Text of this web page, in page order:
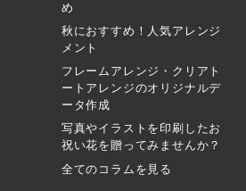
め
秋におすすめ！人気アレンジ
メント
フレームアレンジ・クリアト
ートアレンジのオリジナルデ
ータ作成
写真やイラストを印刷したお
祝い花を贈ってみませんか？
全てのコラムを見る